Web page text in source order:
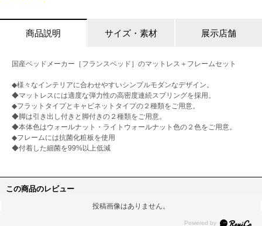
商品説明 サイズ・素材 展示店舗
国産ベッドメーカー［フランスベッド］のマットレス＋フレームセット
◆様々なインテリアに合わせやすいシンプルモダンなデザイン。
◆マットレスには適度な弾力性の高密度連続スプリングを採用。
◆フラットタイプとキャビネットタイプの２種類をご用意。
◆脚は引き出し付きと脚付きの２種類をご用意。
◆本体色はウォールナット・ライトウォールナット色の２色をご用意。
◆フレームには抗菌化粧板を使用
◆付着した細菌を99%以上低減
この商品のレビュー
投稿画像はありません。